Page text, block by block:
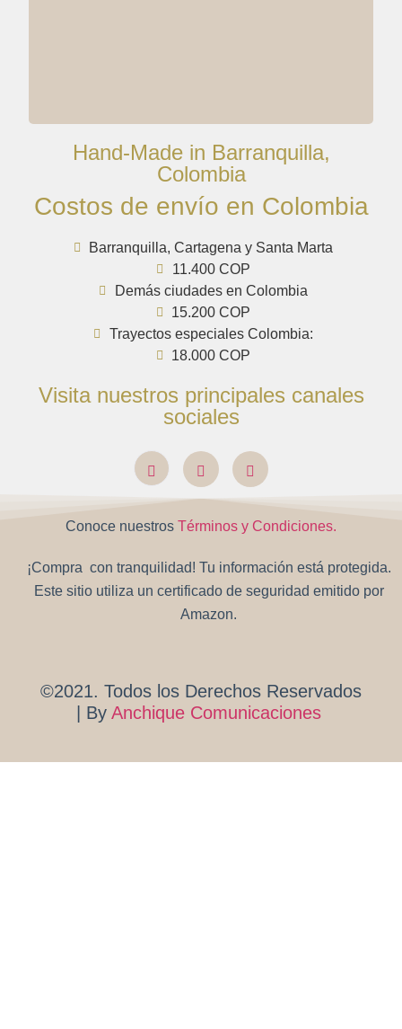
Hand-Made in Barranquilla,
Colombia
Costos de envío en Colombia
Barranquilla, Cartagena y Santa Marta
11.400 COP
Demás ciudades en Colombia
15.200 COP
Trayectos especiales Colombia:
18.000 COP
Visita nuestros principales canales
sociales
Conoce nuestros Términos y Condiciones.
¡Compra con tranquilidad! Tu información está protegida.
Este sitio utiliza un certificado de seguridad emitido por
Amazon.
©2021. Todos los Derechos Reservados
| By Anchique Comunicaciones